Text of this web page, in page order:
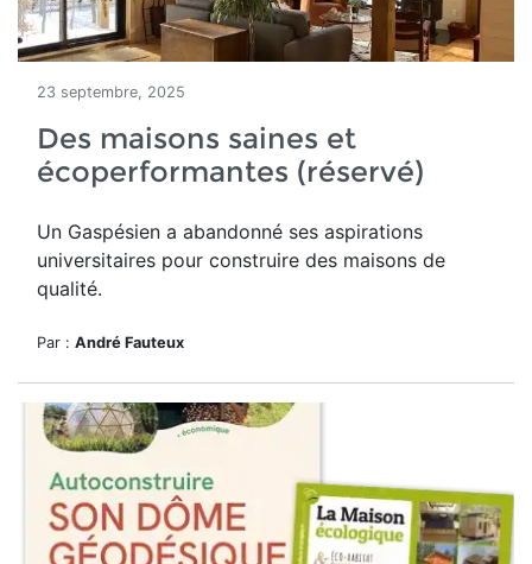
23 septembre, 2025
Des maisons saines et
écoperformantes (réservé)
Un Gaspésien a abandonné ses aspirations
universitaires pour construire des maisons de
qualité.
Par : André Fauteux